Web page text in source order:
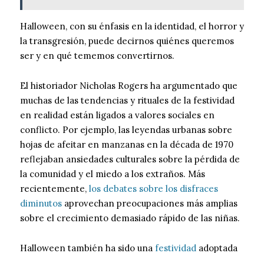
Halloween, con su énfasis en la identidad, el horror y
la transgresión, puede decirnos quiénes queremos
ser y en qué tememos convertirnos.
El historiador Nicholas Rogers ha argumentado que
muchas de las tendencias y rituales de la festividad
en realidad están ligados a valores sociales en
conflicto. Por ejemplo, las leyendas urbanas sobre
hojas de afeitar en manzanas en la década de 1970
reflejaban ansiedades culturales sobre la pérdida de
la comunidad y el miedo a los extraños. Más
recientemente, los debates sobre los disfraces
diminutos aprovechan preocupaciones más amplias
sobre el crecimiento demasiado rápido de las niñas.
Halloween también ha sido una festividad adoptada